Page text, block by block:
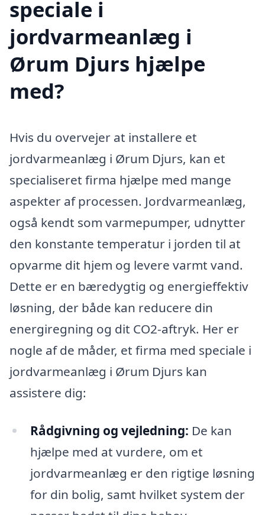
speciale i
jordvarmeanlæg i
Ørum Djurs hjælpe
med?
Hvis du overvejer at installere et
jordvarmeanlæg i Ørum Djurs, kan et
specialiseret firma hjælpe med mange
aspekter af processen. Jordvarmeanlæg,
også kendt som varmepumper, udnytter
den konstante temperatur i jorden til at
opvarme dit hjem og levere varmt vand.
Dette er en bæredygtig og energieffektiv
løsning, der både kan reducere din
energiregning og dit CO2-aftryk. Her er
nogle af de måder, et firma med speciale i
jordvarmeanlæg i Ørum Djurs kan
assistere dig:
Rådgivning og vejledning: De kan
hjælpe med at vurdere, om et
jordvarmeanlæg er den rigtige løsning
for din bolig, samt hvilket system der